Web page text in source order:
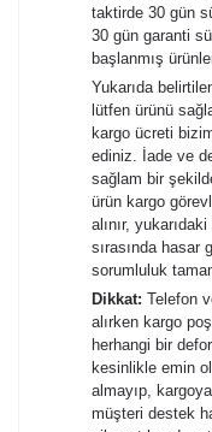
taktirde 30 gün
30 gün garanti
başlanmış
Yukarıda
lütfen ürünü
kargo ücreti
ediniz. İade ve
sağlam bir
ürün kargo
alınır,
sırasında hasar
sorumluluk
Dikkat: Telefon
alırken kargo
herhangi bir
kesinlikle emin
almayıp,
müşteri destek